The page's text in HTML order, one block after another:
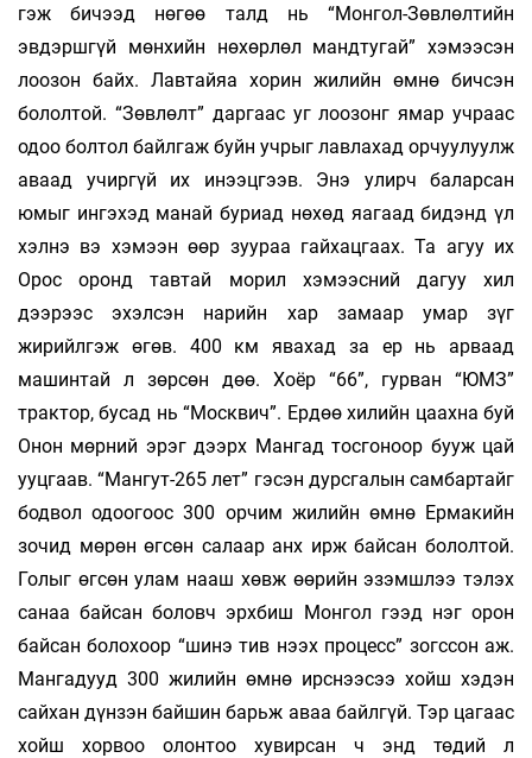
гэж бичээд нөгөө талд нь “Монгол-Зөвлөлтийн
эвдэршгүй мөнхийн нөхөрлөл мандтугай” хэмээсэн
лоозон байх. Лавтайяа хорин жилийн өмнө бичсэн
бололтой. “Зөвлөлт” даргаас уг лоозонг ямар учраас
одоо болтол байлгаж буйн учрыг лавлахад орчуулуулж
аваад учиргүй их инээцгээв. Энэ улирч баларсан
юмыг ингэхэд манай буриад нөхөд яагаад бидэнд үл
хэлнэ вэ хэмээн өөр зуураа гайхацгаах. Та агуу их
Орос оронд тавтай морил хэмээсний дагуу хил
дээрээс эхэлсэн нарийн хар замаар умар зүг
жирийлгэж өгөв. 400 км явахад за ер нь арваад
машинтай л зөрсөн дөө. Хоёр “66”, гурван “ЮМЗ”
трактор, бусад нь “Москвич”. Ердөө хилийн цаахна буй
Онон мөрний эрэг дээрх Мангад тосгоноор бууж цай
ууцгаав. “Мангут-265 лет” гэсэн дурсгалын самбартайг
бодвол одоогоос 300 орчим жилийн өмнө Ермакийн
зочид мөрөн өгсөн салаар анх ирж байсан бололтой.
Голыг өгсөн улам нааш хөвж өөрийн эзэмшлээ тэлэх
санаа байсан боловч эрхбиш Монгол гээд нэг орон
байсан болохоор “шинэ тив нээх процесс” зогссон аж.
Мангадууд 300 жилийн өмнө ирснээсээ хойш хэдэн
сайхан дүнзэн байшин барьж аваа байлгүй. Тэр цагаас
хойш хорвоо олонтоо хувирсан ч энд төдий л